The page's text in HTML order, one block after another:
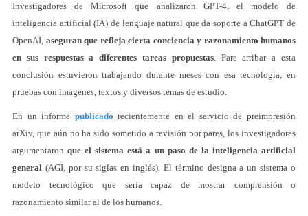
Investigadores de Microsoft que analizaron GPT-4, el modelo de
inteligencia artificial (IA) de lenguaje natural que da soporte a ChatGPT de
OpenAI, aseguran que refleja cierta conciencia y razonamiento humanos
en sus respuestas a diferentes tareas propuestas. Para arribar a esta
conclusión estuvieron trabajando durante meses con esa tecnología, en
pruebas con imágenes, textos y diversos temas de estudio.
En un informe publicado recientemente en el servicio de preimpresión
arXiv, que aún no ha sido sometido a revisión por pares, los investigadores
argumentaronque el sistema está a un paso de la inteligencia artificial
general (AGI, por su siglas en inglés). El término designa a un sistema o
modelo tecnológico que sería capaz de mostrar comprensión o
razonamiento similar al de los humanos.